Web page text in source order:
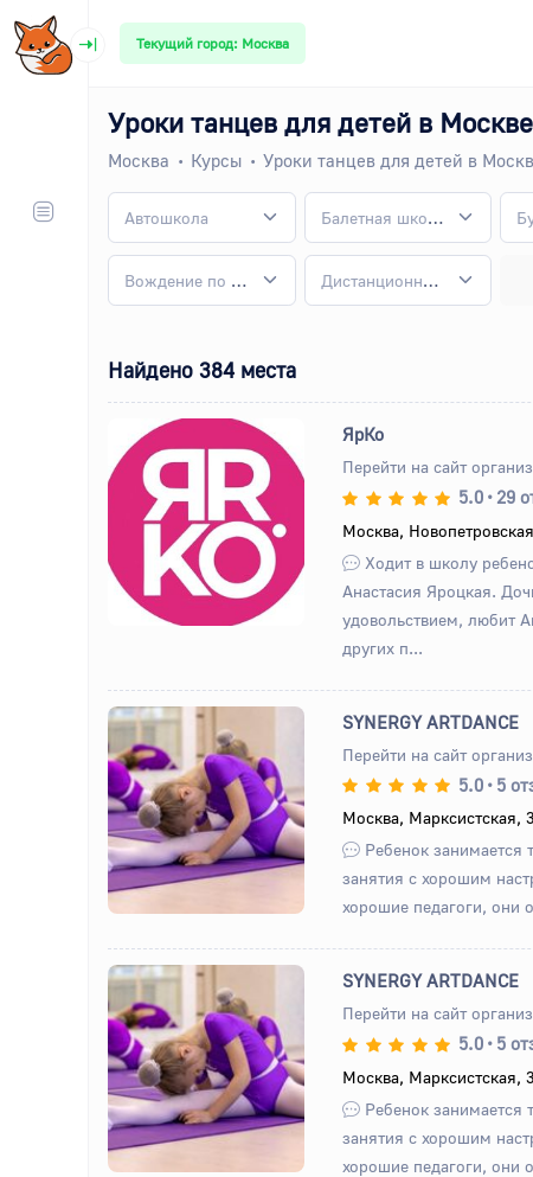
Текущий город: Москва
Уроки танцев для детей в Москве
Москва Курсы Уроки танцев для детей в
Автошкола Балетная школа
Вождение по категориям Дистанционные курсы
Найдено 384 места
Назад
ЯрКо
Перейти на сайт
5.0 • 29
Москва,
Ходит в школу
Анастасия Яроцкая.
удовольствием, любит
других п...
Назад Вперед
SYNERGY ARTDANCE
Перейти на сайт
5.0 • 5
Москва, Марксистская,
Ребенок занимается
занятия с хорошим
хорошие педагоги, они
Назад Вперед
SYNERGY ARTDANCE
Перейти на сайт
5.0 • 5
Москва, Марксистская,
Ребенок занимается
занятия с хорошим
хорошие педагоги, они